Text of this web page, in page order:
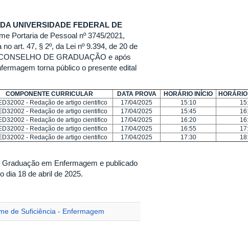
UNIVERSIDADE FEDERAL DE
Portaria de Pessoal nº 3745/2021,
art. 47, § 2º, da Lei nº 9.394, de 20 de
DE GRADUAÇÃO e após
torna público o presente edital
COMPONENTE CURRICULAR​ DATA PROVA HORÁRIO INÍCIO
- Redação de artigo cientifico 17/04/2025 15:10
- Redação de artigo cientifico 17/04/2025 15:45
- Redação de artigo cientifico 17/04/2025 16:20
- Redação de artigo cientifico 17/04/2025 16:55
- Redação de artigo cientifico 17/04/2025 17:30
em Enfermagem e publicado
dia 18 de abril de 2025.
de Suficiência - Enfermagem